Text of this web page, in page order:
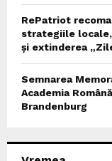
RePatriot
strategiile
și extinderea
Semnarea
Academia
Brandenburg